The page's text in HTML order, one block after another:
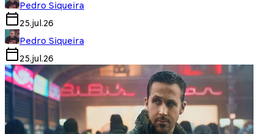
Pedro Siqueira
25.jul.26
Pedro Siqueira
25.jul.26